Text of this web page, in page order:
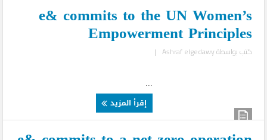
e& commits to the UN Women’s
Empowerment Principles
كتب بواسطةAshraf elgedawy
|
إقرأ المزيد